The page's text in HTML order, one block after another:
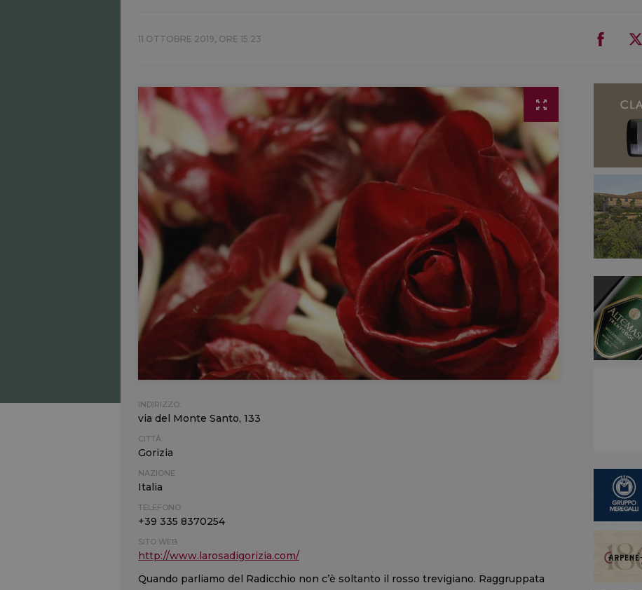
11 OTTOBRE 2019, ORE 15:23
INDIRIZZO:
via del Monte Santo, 133
CITTÀ:
Gorizia
NAZIONE
Italia
TELEFONO
+39 335 8370254
SITO WEB
http://www.larosadigorizia.com/
Quando parliamo del Radicchio non c’è soltanto il rosso trevigiano. Raggruppata